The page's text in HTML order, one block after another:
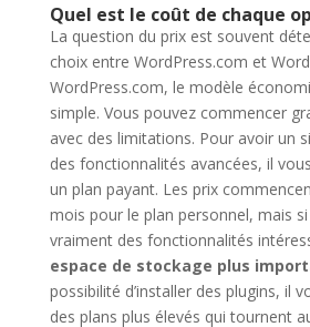
Quel est le coût de chaque
La question du prix est souvent
choix entre WordPress.com et
WordPress.com, le modèle
simple. Vous pouvez commencer
avec des limitations. Pour avoir un
des fonctionnalités avancées, il
un plan payant. Les prix
mois pour le plan personnel, mais
vraiment des fonctionnalités
espace de stockage plus
possibilité d’installer des plugins, il
des plans plus élevés qui tournent